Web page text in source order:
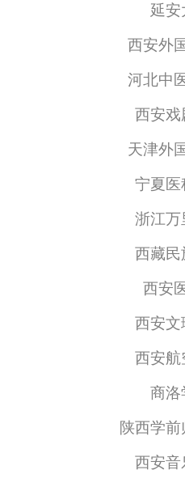
延安
西安外
河北中
西安戏
天津外
宁夏医
浙江万
西藏民
西安
西安文
西安航
商洛
陕西学
西安音